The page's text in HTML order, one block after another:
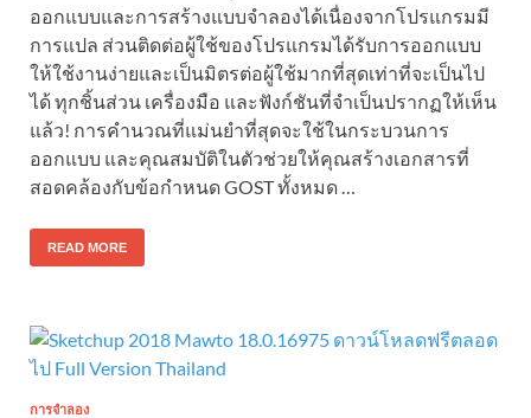
ออกแบบและการสร้างแบบจำลองได้เนื่องจากโปรแกรมมี
การแปล ส่วนติดต่อผู้ใช้ของโปรแกรมได้รับการออกแบบ
ให้ใช้งานง่ายและเป็นมิตรต่อผู้ใช้มากที่สุดเท่าที่จะเป็นไป
ได้ ทุกชิ้นส่วน เครื่องมือ และฟังก์ชันที่จำเป็นปรากฏให้เห็น
แล้ว! การคำนวณที่แม่นยำที่สุดจะใช้ในกระบวนการ
ออกแบบ และคุณสมบัติในตัวช่วยให้คุณสร้างเอกสารที่
สอดคล้องกับข้อกำหนด GOST ทั้งหมด …
READ MORE
การจำลอง